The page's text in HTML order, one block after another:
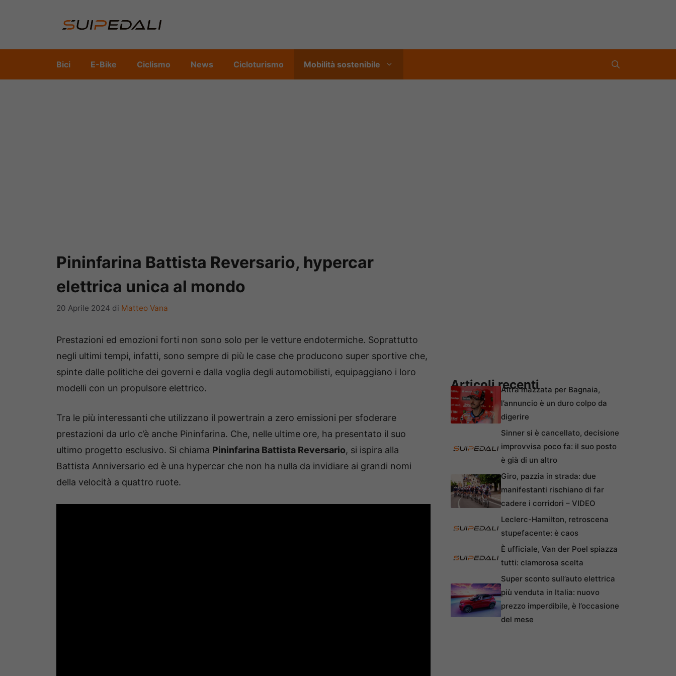
Bici E-Bike Ciclismo News Cicloturismo Mobilità sostenibile
Pininfarina Battista Reversario, hypercar
elettrica unica al mondo
20 Aprile 2024 di Matteo Vana
Prestazioni ed emozioni forti non sono solo per le vetture endotermiche. Soprattutto
negli ultimi tempi, infatti, sono sempre di più le case che producono super sportive che,
spinte dalle politiche dei governi e dalla voglia degli automobilisti, equipaggiano i loro
modelli con un propulsore elettrico.
Tra le più interessanti che utilizzano il powertrain a zero emissioni per sfoderare
prestazioni da urlo c’è anche Pininfarina. Che, nelle ultime ore, ha presentato il suo
ultimo progetto esclusivo. Si chiama Pininfarina Battista Reversario, si ispira alla
Battista Anniversario ed è una hypercar che non ha nulla da invidiare ai grandi nomi
della velocità a quattro ruote.
Articoli recentiAltra mazzata per Bagnaia,
l’annuncio è un duro colpo da
digerire
Sinner si è cancellato, decisione
improvvisa poco fa: il suo posto
è già di un altro
Giro, pazzia in strada: due
manifestanti rischiano di far
cadere i corridori – VIDEO
Leclerc-Hamilton, retroscena
stupefacente: è caos
È ufficiale, Van der Poel spiazza
tutti: clamorosa scelta
Super sconto sull’auto elettrica
più venduta in Italia: nuovo
prezzo imperdibile, è l’occasione
del mese